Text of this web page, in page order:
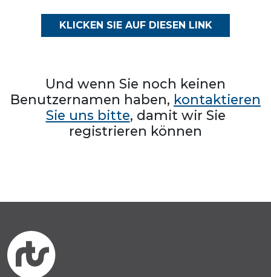
KLICKEN SIE AUF DIESEN LINK
Und wenn Sie noch keinen
Benutzernamen haben, kontaktieren
Sie uns bitte, damit wir Sie
registrieren können